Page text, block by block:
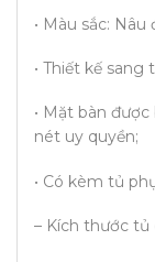
• Màu sắc:
• Thiết kế
• Mặt bàn
nét uy quyền;
• Có kèm tủ
– Kích thước tủ